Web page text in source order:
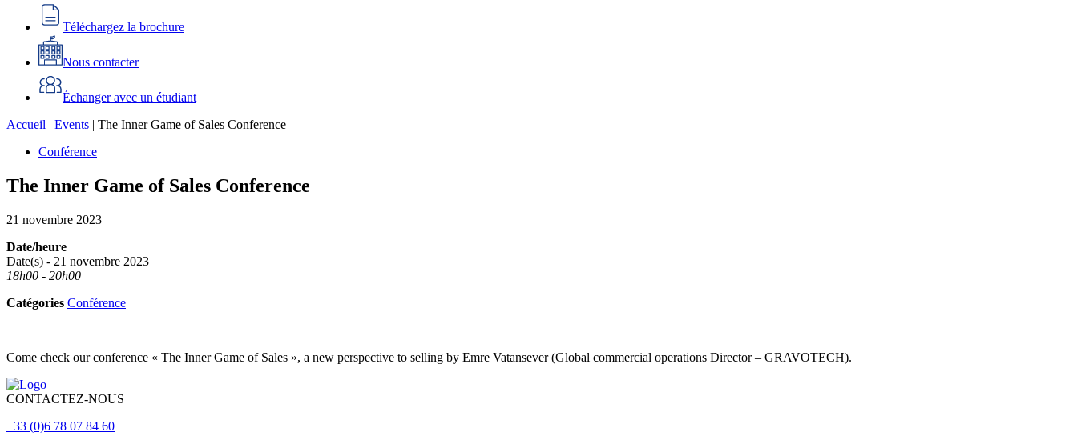
Téléchargez la brochure
Nous contacter
Échanger avec un étudiant
Accueil | Events | The Inner Game of Sales Conference
Conférence
The Inner Game of Sales Conference
21 novembre 2023
Date/heure
Date(s) - 21 novembre 2023
18h00 - 20h00
Catégories Conférence
Come check our conference « The Inner Game of Sales », a new perspective to selling by Emre Vatansever (Global commercial operations Director – GRAVOTECH).
CONTACTEZ-NOUS
+33 (0)6 78 07 84 60